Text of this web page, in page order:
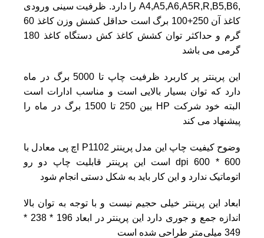
,A4,A5,A6,A5R,R,B5,B6 را دارد. ظرفیت سینی ورودی
کاغذ آن 250+100 برگ است حداقل کشش وزن کاغذ 60
گرم و حداکثر توان کشش کاغذ کش دستگاه کاغذ 180
گرمی می باشد
این پرینتر پر کاربرد ظرفیت چاپ تا 5000 برگ در ماه
دارد که توان بسیار بالایی است و مناسب ادارات است
البته خود شرکت HP
بین 250 تا 1500 برگ در ماه را
پیشنهاد می کند
وضوح کیفیت چاپ این مدل پرینتر P1102 اچ پی معادل با
600 * 600 dpi است این پرینتر قابلیت چاپ دو رو
اتوماتیک ندارد و این کار باید به شکل دستی انجام شود
ابعاد این پرینتر خیلی حجیم نیست و با توجه به توان بالا
اندازه جمع و جوری دارد این پرینتر در ابعاد 196 * 238 *
349 میلی‌متر طراحی شده است